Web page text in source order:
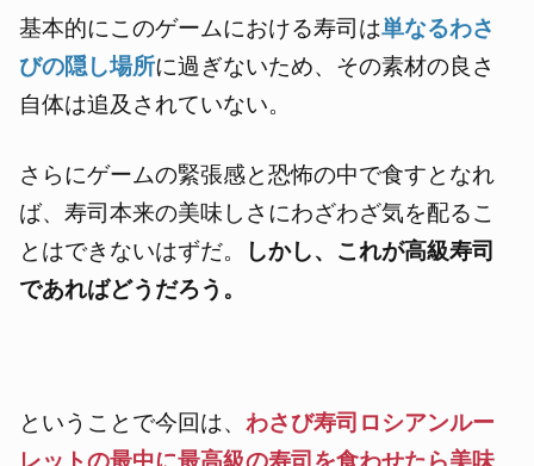
基本的にこのゲームにおける寿司は単なるわさ
びの隠し場所に過ぎないため、その素材の良さ
自体は追及されていない。
さらにゲームの緊張感と恐怖の中で食すとなれ
ば、寿司本来の美味しさにわざわざ気を配るこ
とはできないはずだ。
しかし、これが高級寿司
であればどうだろう。
ということで今回は、わさび寿司ロシアンルー